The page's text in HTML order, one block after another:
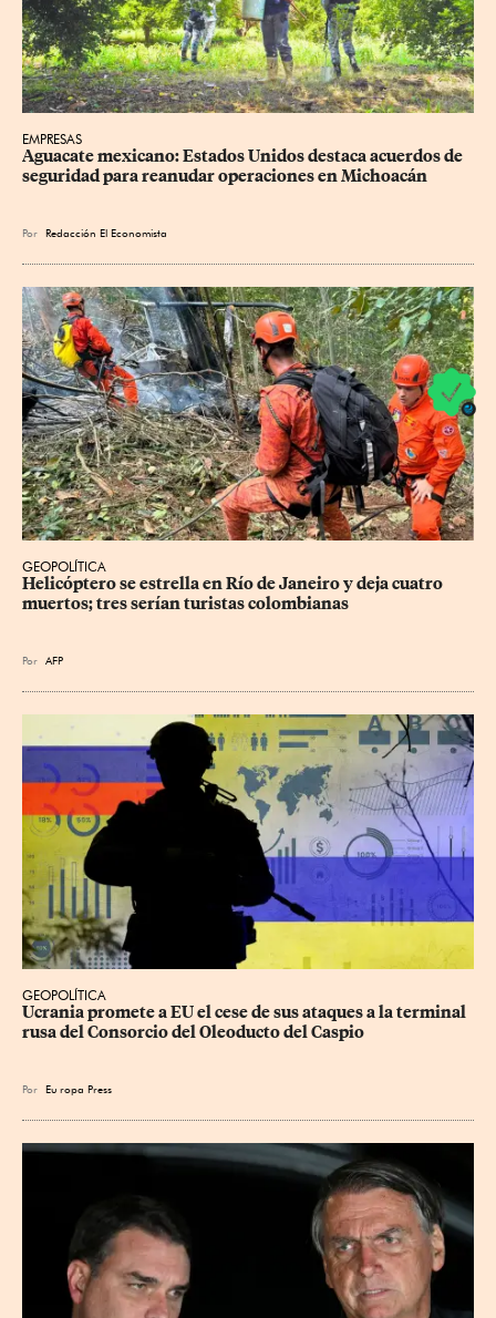
EMPRESAS
Aguacate mexicano: Estados Unidos destaca acuerdos de
seguridad para reanudar operaciones en Michoacán
Por Redacción El Economista
GEOPOLÍTICA
Helicóptero se estrella en Río de Janeiro y deja cuatro
muertos; tres serían turistas colombianas
Por AFP
GEOPOLÍTICA
Ucrania promete a EU el cese de sus ataques a la terminal
rusa del Consorcio del Oleoducto del Caspio
Por Eu ropa Press